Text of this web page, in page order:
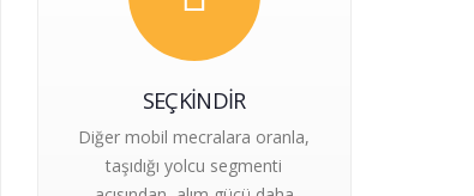
SEÇKINDIR
Diğer mobil mecralara oranla,
taşıdığı yolcu segmenti